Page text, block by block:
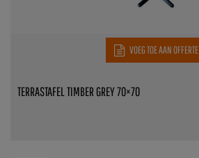
VOEG TOE AAN OFFERTE
TERRASTAFEL TIMBER GREY 70×70